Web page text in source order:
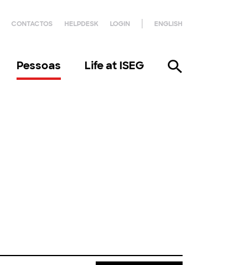
CONTACTOS HELPDESK LOGIN ENGLISH
Pessoas Life at ISEG